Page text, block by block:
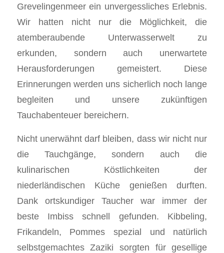
Grevelingenmeer ein unvergessliches Erlebnis.
Wir hatten nicht nur die Möglichkeit, die
atemberaubende Unterwasserwelt zu
erkunden, sondern auch unerwartete
Herausforderungen gemeistert. Diese
Erinnerungen werden uns sicherlich noch lange
begleiten und unsere zukünftigen
Tauchabenteuer bereichern.
Nicht unerwähnt darf bleiben, dass wir nicht nur
die Tauchgänge, sondern auch die
kulinarischen Köstlichkeiten der
niederländischen Küche genießen durften.
Dank ortskundiger Taucher war immer der
beste Imbiss schnell gefunden. Kibbeling,
Frikandeln, Pommes spezial und natürlich
selbstgemachtes Zaziki sorgten für gesellige